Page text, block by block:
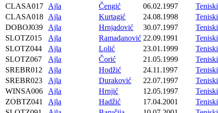
CLASA017
Ajla Čengić 06.02.1997
CLASA018
Ajla Kurtagić 24.08.1998
DOBOJ039
Ajla Hrnjadović 30.07.1997
SLOTZ015
Ajla Ramadanović 22.09.1991
SLOTZ044
Ajla Lolić 23.01.1999
SLOTZ067
Ajla Čorić 21.05.1999
SREBR012
Ajla Hodžić 24.11.1997
SREBR023
Ajla Duraković 22.07.1997
WINSA006
Ajla Hrnjić 12.05.1997
ZOBTZ041
Ajla Hadžić 17.04.2001